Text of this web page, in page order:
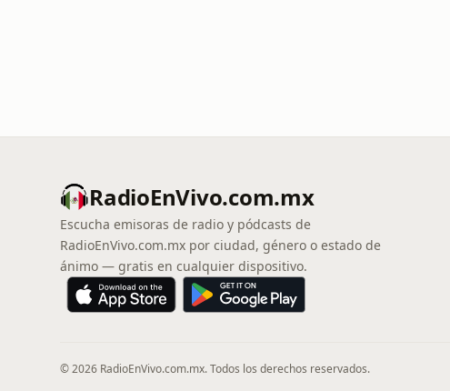
RadioEnVivo.com.mx
Escucha emisoras de radio y pódcasts de
RadioEnVivo.com.mx por ciudad, género o estado de
ánimo — gratis en cualquier dispositivo.
© 2026 RadioEnVivo.com.mx. Todos los derechos reservados.